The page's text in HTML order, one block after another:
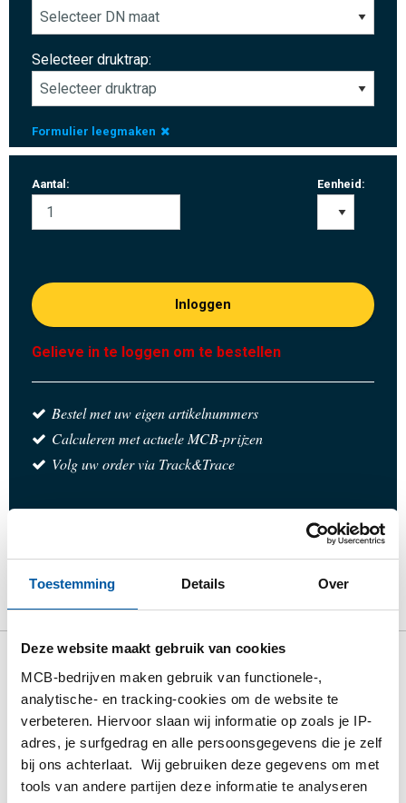
Toestemming Details Over
Deze website maakt gebruik van cookies
MCB-bedrijven maken gebruik van functionele-,
analytische- en tracking-cookies om de website te
verbeteren. Hiervoor slaan wij informatie op zoals je IP-
adres, je surfgedrag en alle persoonsgegevens die je zelf
bij ons achterlaat. Wij gebruiken deze gegevens om met
tools van andere partijen deze informatie te analyseren
Selecteer druktrap:
Formulier leegmaken
Aantal: Eenheid:
Inloggen
Gelieve in te loggen om te bestellen
Bestel met uw eigen artikelnummers
Calculeren met actuele MCB-prijzen
Volg uw order via Track&Trace
Downloads Specificaties
Bruto prijslijst: Rvs blindflens
1.4307 type 05 EN 1092-1
Prijzen in Euro per: 1 Stuks